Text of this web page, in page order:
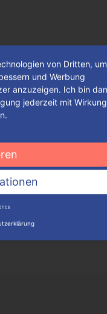
Brauchtum
auf den italienischen
von Dritten, um
und Werbung
anzuzeigen. Ich bin
jederzeit mit Wirkung